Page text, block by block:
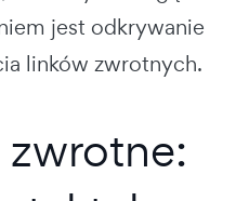
jest odkrywanie
linków zwrotnych.